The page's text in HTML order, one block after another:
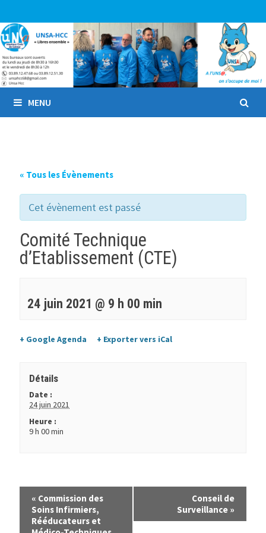
au
contenu
MENU
« Tous les Évènements
Cet évènement est passé
Comité Technique
d’Etablissement (CTE)
24 juin 2021 @ 9 h 00 min
+ Google Agenda + Exporter vers iCal
Détails
Date :
24 juin 2021
Heure :
9 h 00 min
« Commission des
Soins Infirmiers,
Rééducateurs et
Conseil de
Surveillance »